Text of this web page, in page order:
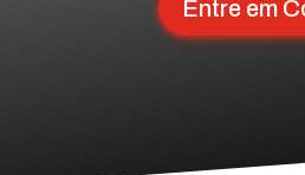
Entre em